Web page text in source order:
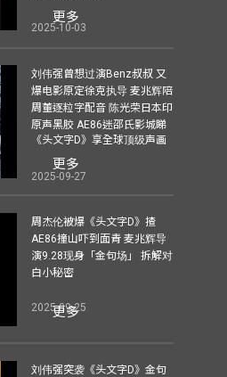
2025-10-03
更多
刘伟强曾想过演Benz叔叔 又
爆电影原定徐克执导 麦兆辉陪
周董逐粒字配音 陈光荣日本印
原声黑胶 AE86迷邵氏影城睇
《头文字D》享全球顶级声画
2025-09-27
更多
周杰伦被爆《头文字D》揸
AE86撞山吓到面青 麦兆辉导
演9.28现身「金句场」 拆解对
白小秘密
2025-09-25
更多
刘伟强突袭《头文字D》金句